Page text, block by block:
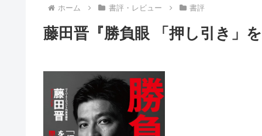
ホーム 書評・レビュー 書評
藤田晋『勝負眼 「押し引き」